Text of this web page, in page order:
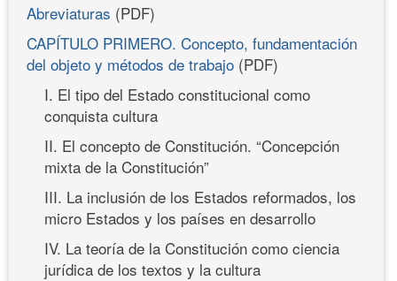
Abreviaturas (PDF)
CAPÍTULO PRIMERO. Concepto, fundamentación
del objeto y métodos de trabajo (PDF)
I. El tipo del Estado constitucional como
conquista cultura
II. El concepto de Constitución. “Concepción
mixta de la Constitución”
III. La inclusión de los Estados reformados, los
micro Estados y los países en desarrollo
IV. La teoría de la Constitución como ciencia
jurídica de los textos y la cultura